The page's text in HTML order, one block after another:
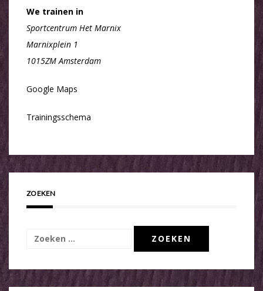
We trainen in
Sportcentrum Het Marnix
Marnixplein 1
1015ZM Amsterdam
Google Maps
Trainingsschema
ZOEKEN
Zoeken